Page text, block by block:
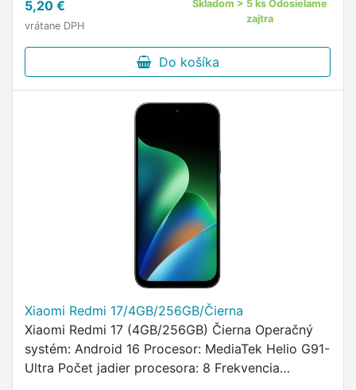
5,20 €
vrátane DPH
Skladom > 5 ks Odosielame
zajtra
Do košíka
Xiaomi Redmi 17/4GB/256GB/Čierna
Xiaomi Redmi 17 (4GB/256GB) Čierna Operačný
systém: Android 16 Procesor: MediaTek Helio G91-
Ultra Počet jadier procesora: 8 Frekvencia